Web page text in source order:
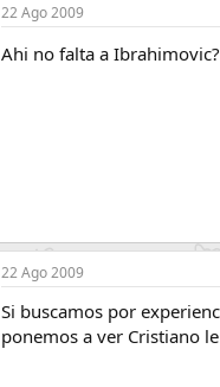
22 Ago 2009
Ahi no falta a
22 Ago 2009
Si buscamos por
ponemos a ver Cristiano